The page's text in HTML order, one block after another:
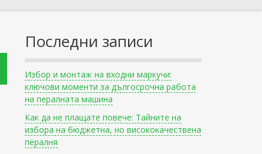
Последни записи
Избор и монтаж на входни маркучи:
ключови моменти за дългосрочна работа
на пералната машина
Как да не плащате повече: Тайните на
избора на бюджетна, но висококачествена
пералня